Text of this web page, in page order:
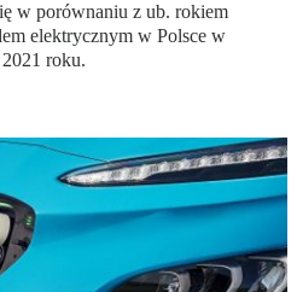
w porównaniu z ub. rokiem
elektrycznym w Polsce w
roku.